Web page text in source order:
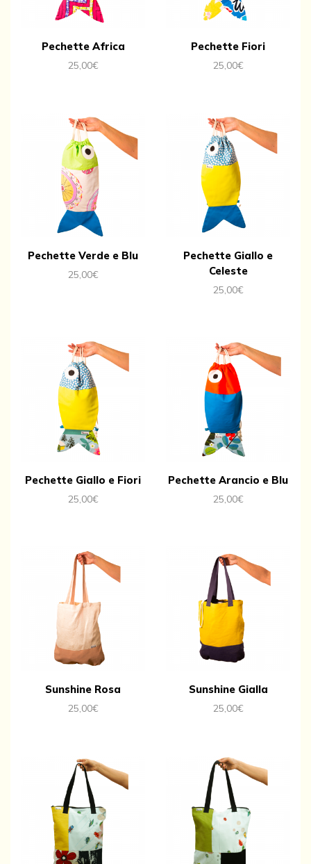
Pechette Africa
25,00€
Pechette Fiori
25,00€
Pechette Verde e Blu
25,00€
Pechette Giallo e
Celeste
25,00€
Pechette Giallo e Fiori
25,00€
Pechette Arancio e Blu
25,00€
Sunshine Rosa
25,00€
Sunshine Gialla
25,00€